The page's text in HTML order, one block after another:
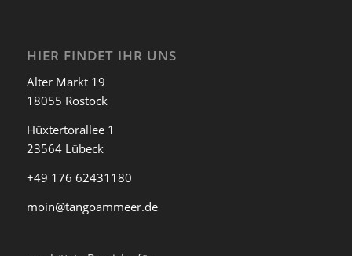
HIER FINDET IHR UNS
Alter Markt 19
18055 Rostock
Hüxtertorallee 1
23564 Lübeck
+49 176 62431180
moin@tangoammeer.de